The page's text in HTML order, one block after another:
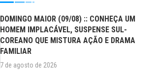
DOMINGO MAIOR (09/08) :: CONHEÇA UM
HOMEM IMPLACÁVEL, SUSPENSE SUL-
COREANO QUE MISTURA AÇÃO E DRAMA
FAMILIAR
7 de agosto de 2026